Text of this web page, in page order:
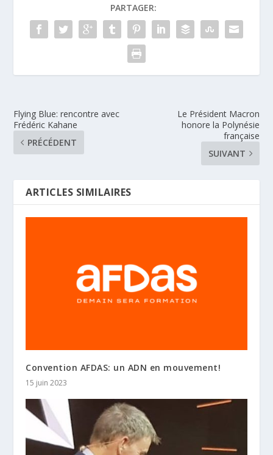
PARTAGER:
Flying Blue: rencontre avec
Frédéric Kahane
PRÉCÉDENT
Le Président Macron
honore la Polynésie
française
SUIVANT
ARTICLES SIMILAIRES
Convention AFDAS: un ADN en mouvement!
15 juin 2023